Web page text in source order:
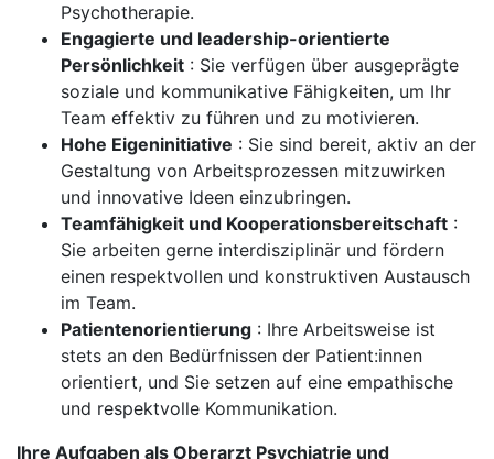
Psychotherapie.
Engagierte und leadership-orientierte
Persönlichkeit : Sie verfügen über ausgeprägte
soziale und kommunikative Fähigkeiten, um Ihr
Team effektiv zu führen und zu motivieren.
Hohe Eigeninitiative : Sie sind bereit, aktiv an der
Gestaltung von Arbeitsprozessen mitzuwirken
und innovative Ideen einzubringen.
Teamfähigkeit und Kooperationsbereitschaft :
Sie arbeiten gerne interdisziplinär und fördern
einen respektvollen und konstruktiven Austausch
im Team.
Patientenorientierung : Ihre Arbeitsweise ist
stets an den Bedürfnissen der Patient:innen
orientiert, und Sie setzen auf eine empathische
und respektvolle Kommunikation.
Ihre Aufgaben als Oberarzt Psychiatrie und